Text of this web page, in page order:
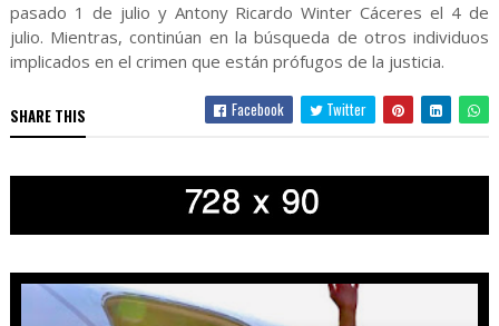
pasado 1 de julio y Antony Ricardo Winter Cáceres el 4 de
julio. Mientras, continúan en la búsqueda de otros individuos
implicados en el crimen que están prófugos de la justicia.
SHARE THIS Facebook Twitter